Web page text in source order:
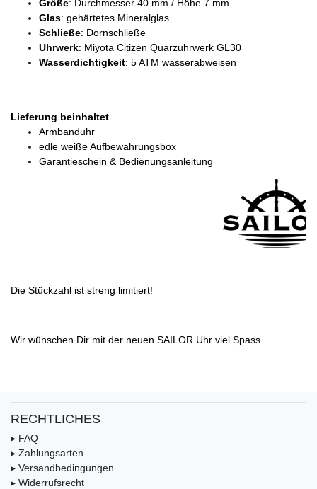
Größe: Durchmesser 40 mm / Höhe 7 mm
Glas: gehärtetes Mineralglas
Schließe: Dornschließe
Uhrwerk: Miyota Citizen Quarzuhrwerk GL30
Wasserdichtigkeit: 5 ATM wasserabweisen
Lieferung beinhaltet
Armbanduhr
edle weiße Aufbewahrungsbox
Garantieschein & Bedienungsanleitung
Die Stückzahl ist streng limitiert!
Wir wünschen Dir mit der neuen SAILOR Uhr viel Spass.
RECHTLICHES
▸ FAQ
▸ Zahlungsarten
▸ Versandbedingungen
▸ Widerrufsrecht